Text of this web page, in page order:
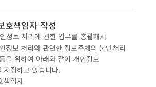
호책임자 작성
정보 처리에 관한 업무를 총괄해서
정보 처리와 관련한 정보주체의 불만처리
을 위하여 아래와 같이 개인정보
지정하고 있습니다.
책임자